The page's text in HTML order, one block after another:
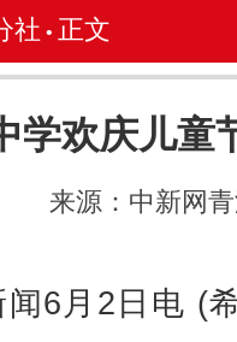
社 • 正文
学欢庆儿童
来源：中新网
6月2日电 (